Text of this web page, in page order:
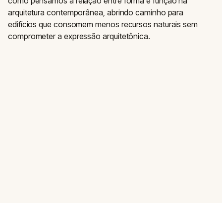
arquitetura contemporânea, abrindo caminho para
edifícios que consomem menos recursos naturais sem
comprometer a expressão arquitetônica.